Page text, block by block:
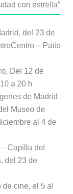
con estrella”
del 23 de
– Patio
Del 12 de
a 20 h
de Madrid
Museo de
al 4 de
Capilla del
del 23 de
cine, el 5 al